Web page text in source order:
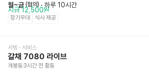
월~금 (협의) · 하루 10시간
시급 12,500원
장기우대 식사 제공
서빙 · 서비스
갈채 7080 라이브
개봉동3시간 전 활동